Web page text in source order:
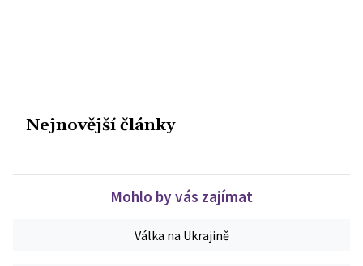
Nejnovější články
Mohlo by vás zajímat
Válka na Ukrajině